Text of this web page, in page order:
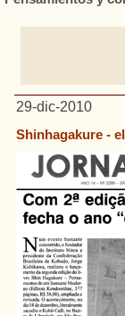
29-dic-2010
Shinhagakure -